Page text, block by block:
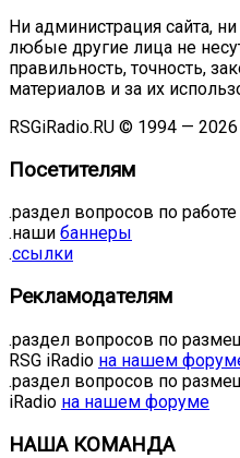
Ни администрация сайта,
любые другие лица не
правильность, точность,
материалов и за их
RSGiRadio.RU © 1994 — 2026
Посетителям
.раздел вопросов по работе
.наши баннеры
.ссылки
Рекламодателям
.раздел вопросов по
RSG iRadio на нашем
.раздел вопросов по
iRadio на нашем форуме
НАША КОМАНДА